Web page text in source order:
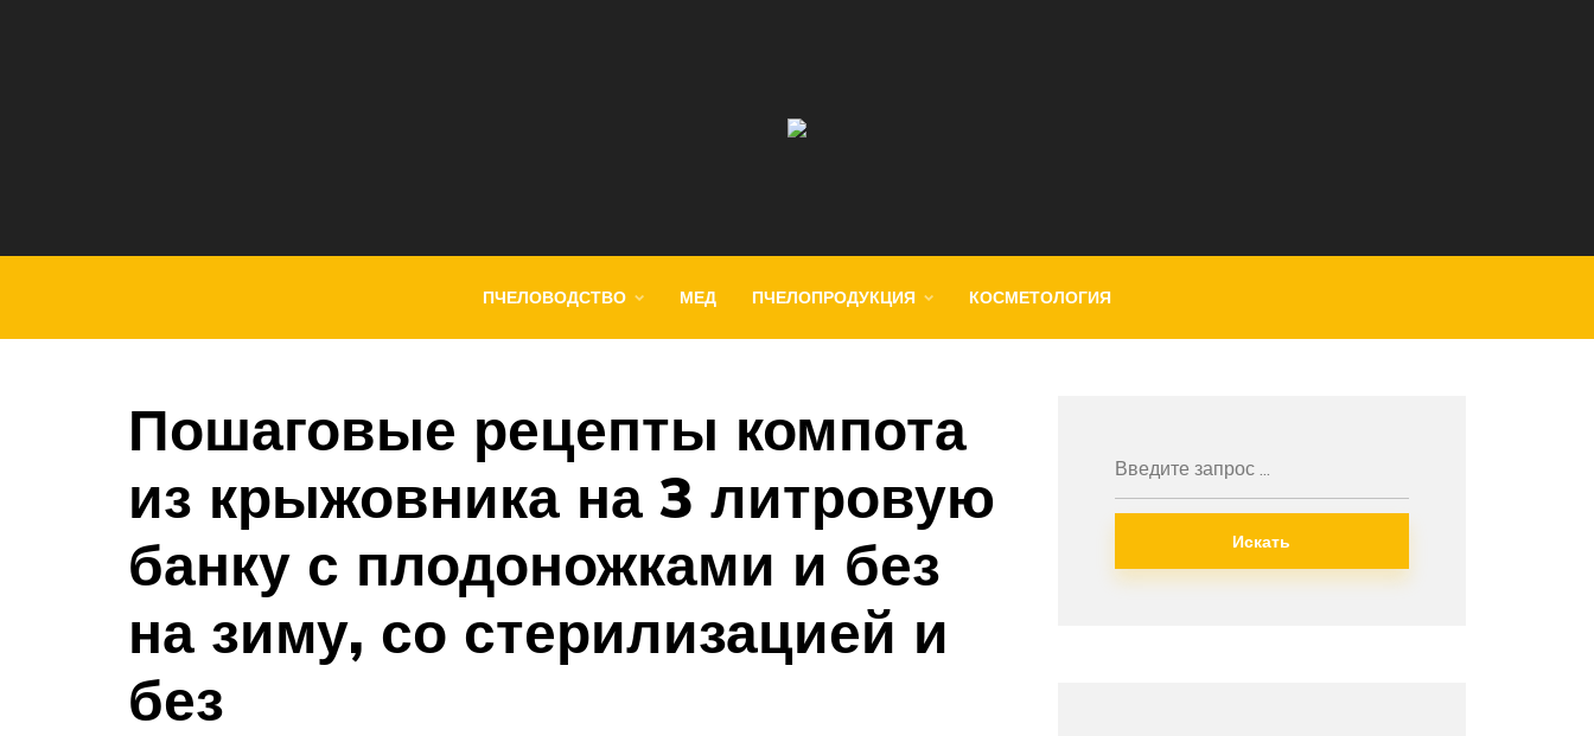
ПЧЕЛОВОДСТВО МЕД ПЧЕЛОПРОДУКЦИЯ КОСМЕТОЛОГИЯ
Пошаговые рецепты компота
из крыжовника на 3 литровую
банку с плодоножками и без
на зиму, со стерилизацией и
без
Искать